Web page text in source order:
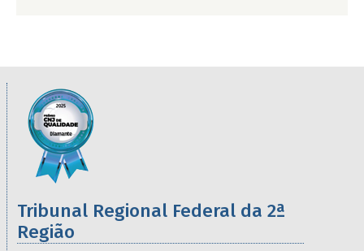
Informações úteis sobre os órgãos da 2ª
Imagem
Tribunal Regional Federal da 2ª
Região